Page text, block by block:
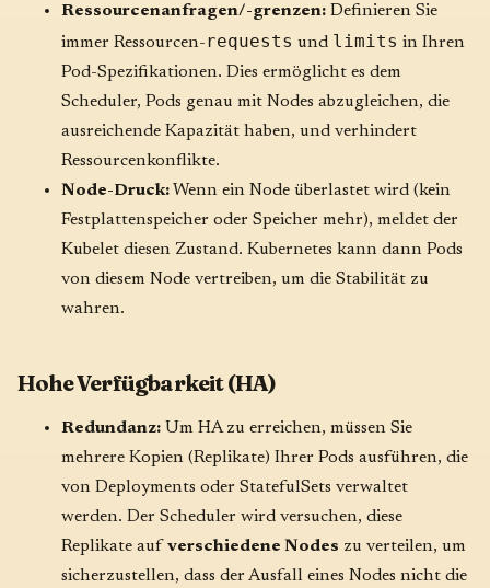
Ressourcenanfragen/-grenzen: Definieren Sie
immer Ressourcen-requests und limits in Ihren
Pod-Spezifikationen. Dies ermöglicht es dem
Scheduler, Pods genau mit Nodes abzugleichen, die
ausreichende Kapazität haben, und verhindert
Ressourcenkonflikte.
Node-Druck: Wenn ein Node überlastet wird (kein
Festplattenspeicher oder Speicher mehr), meldet der
Kubelet diesen Zustand. Kubernetes kann dann Pods
von diesem Node vertreiben, um die Stabilität zu
wahren.
Hohe Verfügbarkeit (HA)
Redundanz: Um HA zu erreichen, müssen Sie
mehrere Kopien (Replikate) Ihrer Pods ausführen, die
von Deployments oder StatefulSets verwaltet
werden. Der Scheduler wird versuchen, diese
Replikate aufverschiedene Nodes zu verteilen, um
sicherzustellen, dass der Ausfall eines Nodes nicht die